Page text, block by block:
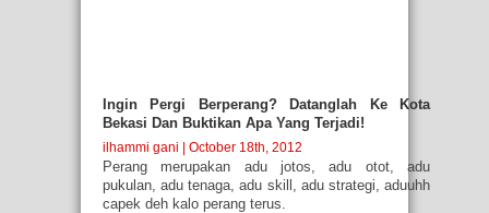
Ingin Pergi Berperang? Datanglah Ke Kota
Bekasi Dan Buktikan Apa Yang Terjadi!
ilhammi gani | October 18th, 2012
Perang merupakan adu jotos, adu otot, adu
pukulan, adu tenaga, adu skill, adu strategi, aduuhh
capek deh kalo perang terus.